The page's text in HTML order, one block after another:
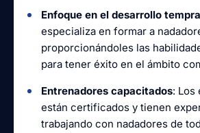
Enfoque en el desarrollo
especializa en formar a
proporcionándoles las
para tener éxito en el ámbito
Entrenadores capacitados: Los
están certificados y tienen
trabajando con nadadores de